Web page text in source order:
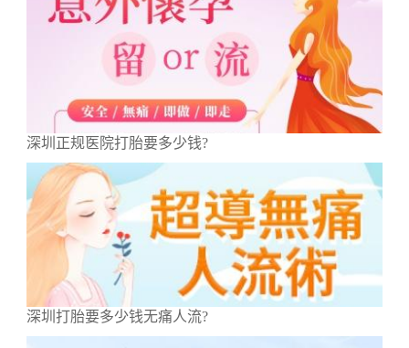
深圳正规医院打胎要多少钱?
深圳打胎要多少钱无痛人流?